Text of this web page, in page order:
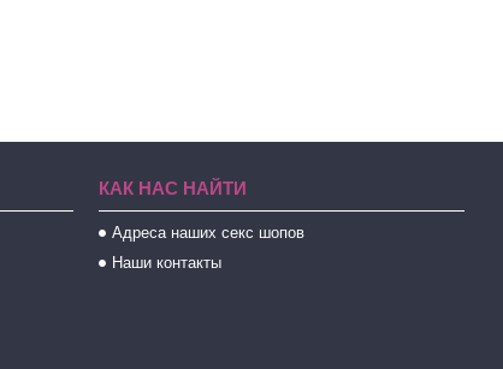
КАК НАС НАЙТИ
Адреса наших секс шопов
Наши контакты